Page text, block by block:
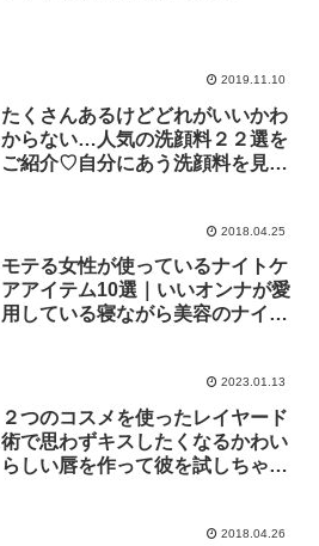
2019.11.10
たくさんあるけどどれがいいかわ
からない…人気の洗顔料２２選を
ご紹介♡自分にあう洗顔料を見つ
2018.04.25
モテる女性が使っているナイトケ
アアイテム10選｜いいオンナが愛
用している寝ながら美容のナイト
2023.01.13
２つのコスメを使ったレイヤード
術で思わずキスしたくなるかわい
らしい唇を作って彼を試しちゃお
2018.04.26